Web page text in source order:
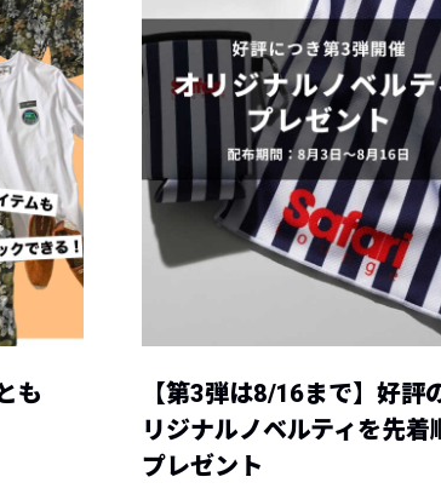
も
【第3弾は8/16まで】好評
リジナルノベルティを先着
プレゼント